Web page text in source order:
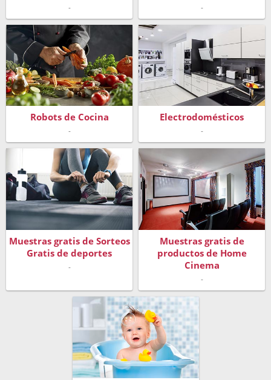
- -
Robots de Cocina
-
Electrodomésticos
-
Muestras gratis de Sorteos
Gratis de deportes
-
Muestras gratis de
productos de Home
Cinema
-